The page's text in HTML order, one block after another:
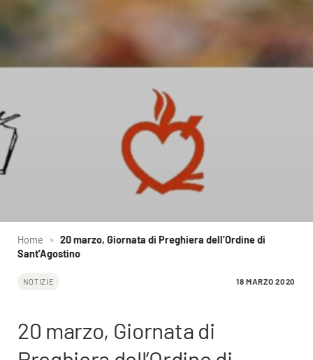
Home » 20 marzo, Giornata di Preghiera dell’Ordine di
Sant’Agostino
NOTIZIE 18 MARZO 2020
20 marzo, Giornata di